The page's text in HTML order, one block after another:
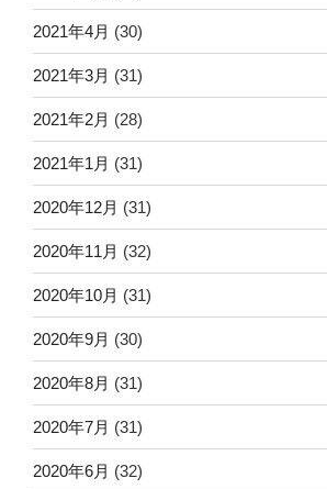
2021年4月 (30)
2021年3月 (31)
2021年2月 (28)
2021年1月 (31)
2020年12月 (31)
2020年11月 (32)
2020年10月 (31)
2020年9月 (30)
2020年8月 (31)
2020年7月 (31)
2020年6月 (32)